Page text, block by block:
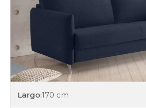
Largo:170 cm